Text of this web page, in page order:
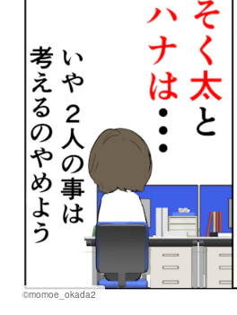
©momoe_okada2